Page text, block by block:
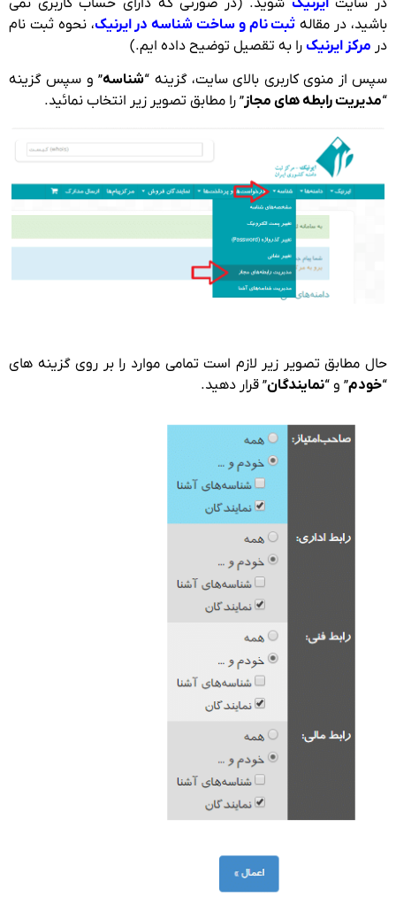
باشید، در مقاله ثبت نام و ساخت شناسه در ایرنیک، نحوه ثبت نام
در مرکز ایرنیک را به تقصیل توضیح داده ایم.)
سپس از منوی کاربری بالای سایت، گزینه “شناسه” و سپس گزینه
“مدیریت رابطه های مجاز” را مطابق تصویر زیر انتخاب نمائید.
حال مطابق تصویر زیر لازم است تمامی موارد را بر روی گزینه های
“خودم” و “نمایندگان” قرار دهید.